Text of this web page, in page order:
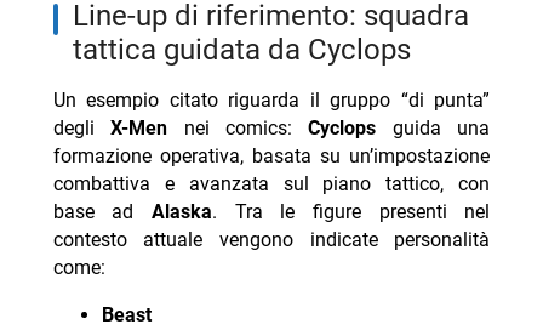
line-up di riferimento: squadra
tattica guidata da Cyclops
Un esempio citato riguarda il gruppo “di punta”
degliX-Men nei comics:Cyclops guida una
formazione operativa, basata su un’impostazione
combattiva e avanzata sul piano tattico, con
base adAlaska. Tra le figure presenti nel
contesto attuale vengono indicate personalità
come:
Beast